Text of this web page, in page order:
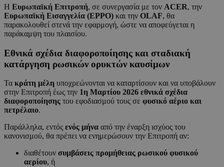
Η Ευρωπαϊκή Επιτροπή, σε συνεργασία με τον ACER, την
Ευρωπαϊκή Εισαγγελία (EPPO) και την OLAF, θα
παρακολουθεί στενά την εφαρμογή, ώστε να αποφεύγεται η
παράκαμψη του πλαισίου.
Εθνικά σχέδια διαφοροποίησης και σταδιακή
κατάργηση ρωσικών ορυκτών καυσίμων
Τα κράτη μέλη υποχρεώνονται να καταρτίσουν και να υποβάλουν
στην Επιτροπή έως την 1η Μαρτίου 2026 εθνικά σχέδια
διαφοροποίησης του εφοδιασμού τους σε φυσικό αέριο και
πετρέλαιο.
Παράλληλα, εντός ενός μήνα από την έναρξη ισχύος του
κανονισμού, θα πρέπει να ενημερώσουν την Επιτροπή αν:
διαθέτουν συμβάσεις προμήθειας ρωσικού φυσικού
αερίου, ή